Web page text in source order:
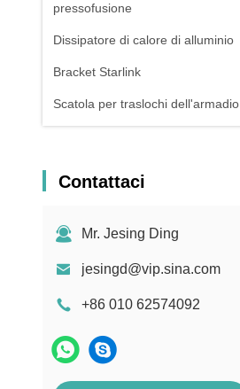
pressofusione
Dissipatore di calore di alluminio
Bracket Starlink
Scatola per traslochi dell'armadio
Contattaci
Mr. Jesing Ding
jesingd@vip.sina.com
+86 010 62574092